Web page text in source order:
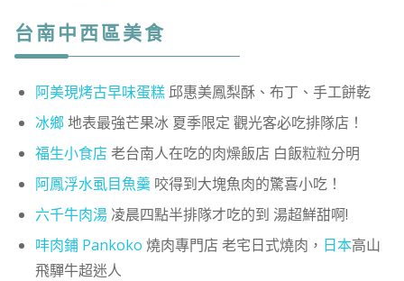
台南中西區美食
阿美現烤古早味蛋糕邱惠美鳳梨酥、布丁、手工餅乾
冰鄉地表最強芒果冰 夏季限定 觀光客必吃排隊店！
福生小食店老台南人在吃的肉燥飯店 白飯粒粒分明
阿鳳浮水虱目魚羹 咬得到大塊魚肉的驚喜小吃！
六千牛肉湯凌晨四點半排隊才吃的到 湯超鮮甜啊!
㕩肉鋪 Pankoko 燒肉專門店 老宅日式燒肉， 日本高山
飛驒牛超迷人